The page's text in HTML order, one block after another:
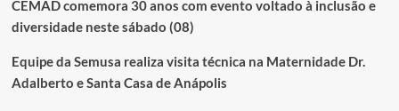
CEMAD comemora 30 anos com evento voltado à inclusão e
diversidade neste sábado (08)
Equipe da Semusa realiza visita técnica na Maternidade Dr.
Adalberto e Santa Casa de Anápolis